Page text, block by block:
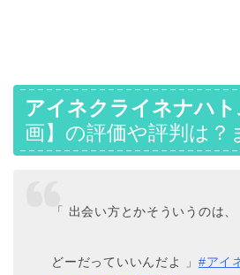
アイネクライネナハト
画】 の評価や評判は？
「 出会い方とかそういうのは、
どーだっていいんだよ 」 #アイ